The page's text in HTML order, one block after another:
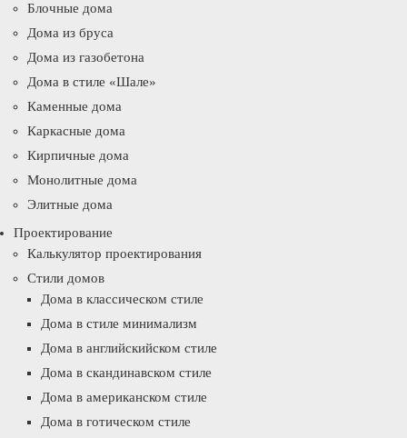
Блочные дома
Дома из бруса
Дома из газобетона
Дома в стиле «Шале»
Каменные дома
Каркасные дома
Кирпичные дома
Монолитные дома
Элитные дома
Проектирование
Калькулятор проектирования
Стили домов
Дома в классическом стиле
Дома в стиле минимализм
Дома в английскийском стиле
Дома в скандинавском стиле
Дома в американском стиле
Дома в готическом стиле